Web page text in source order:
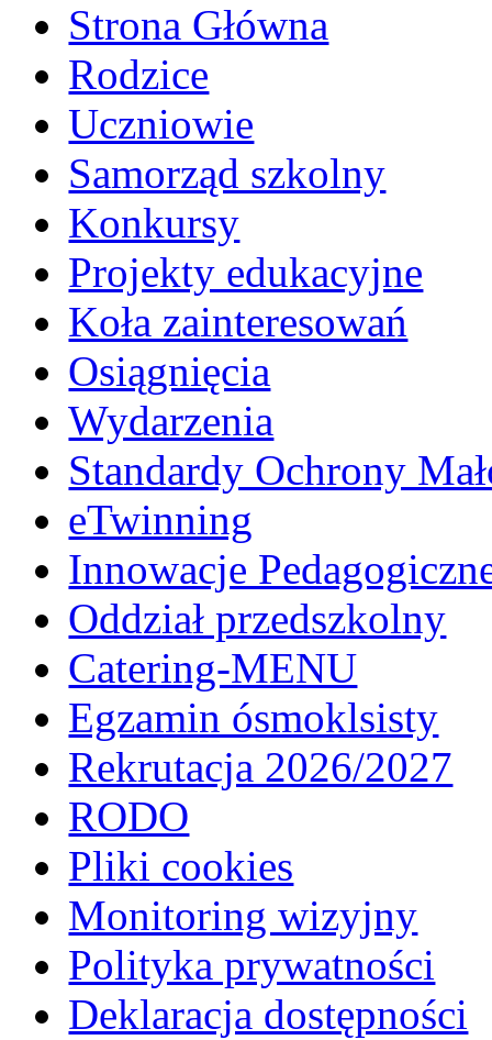
Strona Główna
Rodzice
Uczniowie
Samorząd szkolny
Konkursy
Projekty edukacyjne
Koła zainteresowań
Osiągnięcia
Wydarzenia
Standardy Ochrony
eTwinning
Innowacje
Oddział przedszkolny
Catering-MENU
Egzamin ósmoklsisty
Rekrutacja 2026/2027
RODO
Pliki cookies
Monitoring wizyjny
Polityka prywatności
Deklaracja dostępności